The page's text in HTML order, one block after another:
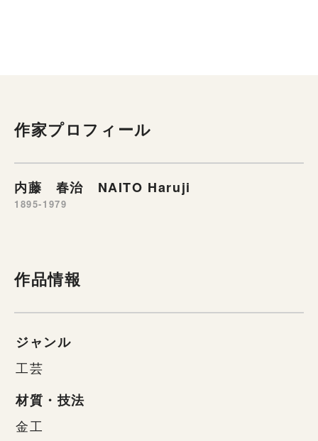
作家プロフィール
内藤 春治 NAITO Haruji
1895-1979
作品情報
ジャンル
工芸
材質・技法
金工